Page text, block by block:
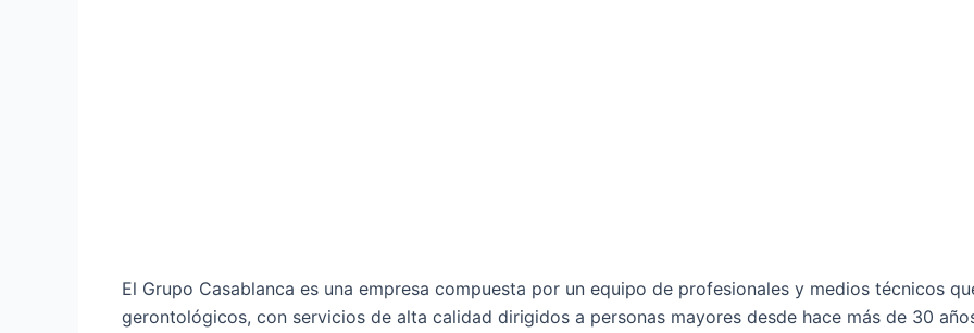
El Grupo Casablanca es una empresa compuesta por un equipo de profesionales y medios técnicos
gerontológicos, con servicios de alta calidad dirigidos a personas mayores desde hace más de 30